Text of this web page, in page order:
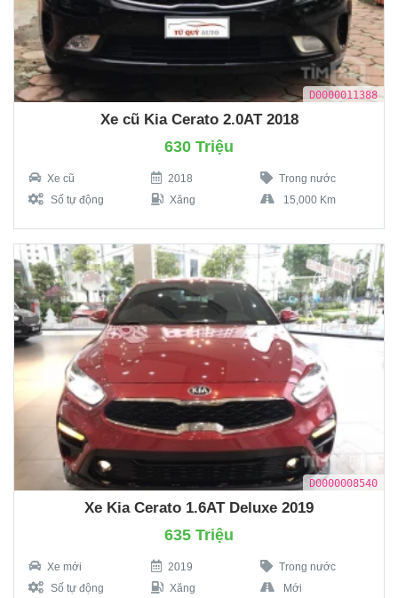
D0000011388
Xe cũ Kia Cerato 2.0AT 2018
630 Triệu
Xe cũ 2018
Trong nước
Số tự động
Xăng 15,000 Km
D0000008540
Xe Kia Cerato 1.6AT Deluxe 2019
635 Triệu
Xe mới 2019
Trong nước
Số tự động
Xăng Mới